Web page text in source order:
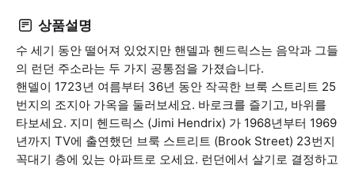
상품설명
수 세기 동안 떨어져 있었지만 핸델과 헨드릭스는 음악과 그들
의 런던 주소라는 두 가지 공통점을 가졌습니다.
핸델이 1723년 여름부터 36년 동안 작곡한 브룩 스트리트 25
번지의 조지아 가옥을 둘러보세요. 바로크를 즐기고, 바위를
타보세요. 지미 헨드릭스 (Jimi Hendrix) 가 1968년부터 1969
년까지 TV에 출연했던 브룩 스트리트 (Brook Street) 23번지
꼭대기 층에 있는 아파트로 오세요. 런던에서 살기로 결정하고